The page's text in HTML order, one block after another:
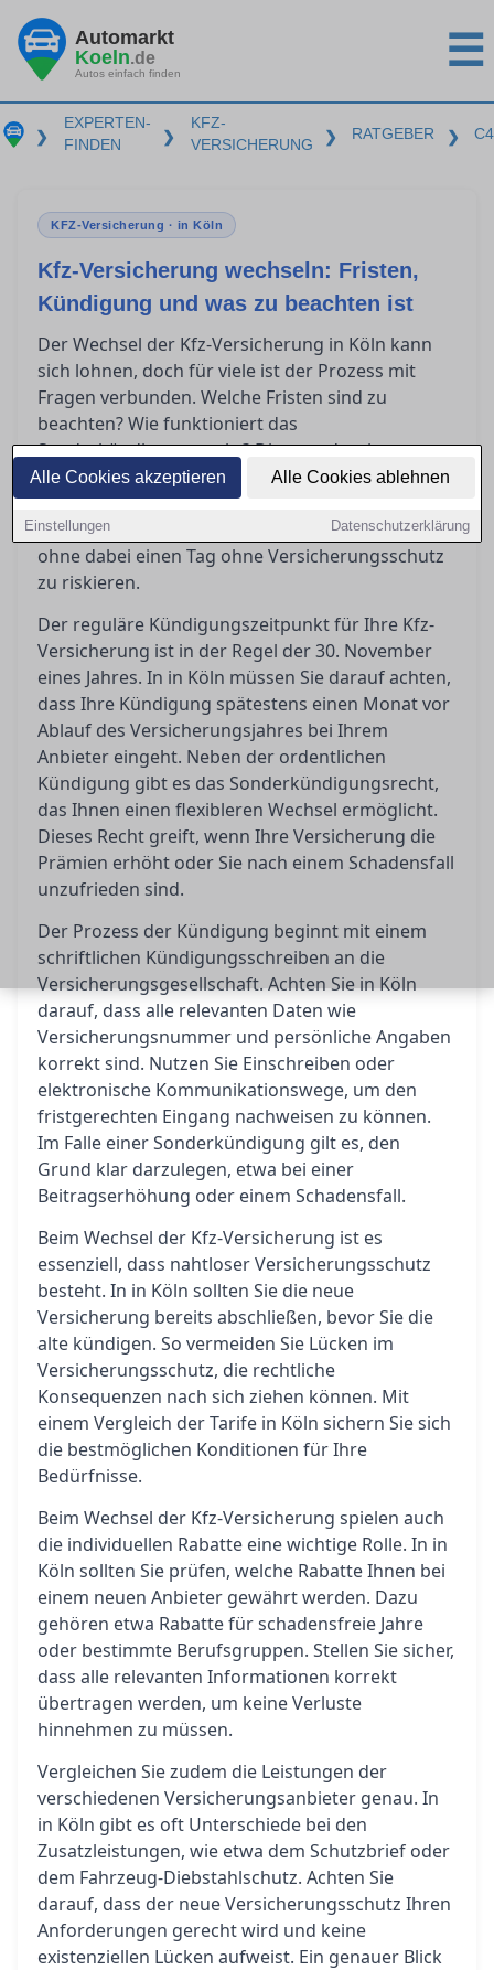
Alle Cookies akzeptieren Alle Cookies ablehnen
Einstellungen Datenschutzerklärung
Automarkt
Koeln.de
Autos einfach finden ☰
❯
EXPERTEN-
FINDEN
❯
KFZ-
VERSICHERUNG
❯ RATGEBER ❯
KFZ-Versicherung · in Köln
Kfz-Versicherung wechseln: Fristen,
Kündigung und was zu beachten ist
Der Wechsel der Kfz-Versicherung in Köln kann
sich lohnen, doch für viele ist der Prozess mit
Fragen verbunden. Welche Fristen sind zu
beachten? Wie funktioniert das
Sonderkündigungsrecht? Diese und weitere
Punkte sorgen häufig für Verwirrung. In diesem
Ratgeber erfahren Sie, wie Sie Ihre Kfz-
Versicherung effizient kündigen und wechseln,
ohne dabei einen Tag ohne Versicherungsschutz
zu riskieren.
Der reguläre Kündigungszeitpunkt für Ihre Kfz-
Versicherung ist in der Regel der 30. November
eines Jahres. In in Köln müssen Sie darauf achten,
dass Ihre Kündigung spätestens einen Monat vor
Ablauf des Versicherungsjahres bei Ihrem
Anbieter eingeht. Neben der ordentlichen
Kündigung gibt es das Sonderkündigungsrecht,
das Ihnen einen flexibleren Wechsel ermöglicht.
Dieses Recht greift, wenn Ihre Versicherung die
Prämien erhöht oder Sie nach einem Schadensfall
unzufrieden sind.
Der Prozess der Kündigung beginnt mit einem
schriftlichen Kündigungsschreiben an die
Versicherungsgesellschaft. Achten Sie in Köln
darauf, dass alle relevanten Daten wie
Versicherungsnummer und persönliche Angaben
korrekt sind. Nutzen Sie Einschreiben oder
elektronische Kommunikationswege, um den
fristgerechten Eingang nachweisen zu können.
Im Falle einer Sonderkündigung gilt es, den
Grund klar darzulegen, etwa bei einer
Beitragserhöhung oder einem Schadensfall.
Beim Wechsel der Kfz-Versicherung ist es
essenziell, dass nahtloser Versicherungsschutz
besteht. In in Köln sollten Sie die neue
Versicherung bereits abschließen, bevor Sie die
alte kündigen. So vermeiden Sie Lücken im
Versicherungsschutz, die rechtliche
Konsequenzen nach sich ziehen können. Mit
einem Vergleich der Tarife in Köln sichern Sie sich
die bestmöglichen Konditionen für Ihre
Bedürfnisse.
Beim Wechsel der Kfz-Versicherung spielen auch
die individuellen Rabatte eine wichtige Rolle. In in
Köln sollten Sie prüfen, welche Rabatte Ihnen bei
einem neuen Anbieter gewährt werden. Dazu
gehören etwa Rabatte für schadensfreie Jahre
oder bestimmte Berufsgruppen. Stellen Sie sicher,
dass alle relevanten Informationen korrekt
übertragen werden, um keine Verluste
hinnehmen zu müssen.
Vergleichen Sie zudem die Leistungen der
verschiedenen Versicherungsanbieter genau. In
in Köln gibt es oft Unterschiede bei den
Zusatzleistungen, wie etwa dem Schutzbrief oder
dem Fahrzeug-Diebstahlschutz. Achten Sie
darauf, dass der neue Versicherungsschutz Ihren
Anforderungen gerecht wird und keine
existenziellen Lücken aufweist. Ein genauer Blick